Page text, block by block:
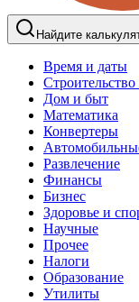
Найдите
Время и даты
Дом и быт
Математика
Конвертеры
Развлечение
Финансы
Бизнес
Здоровье и
Научные
Прочее
Налоги
Образование
Утилиты